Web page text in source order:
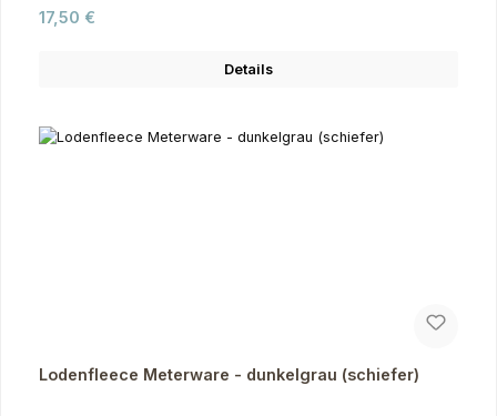
Regulärer Preis:
17,50 €
Details
Lodenfleece Meterware - dunkelgrau (schiefer)